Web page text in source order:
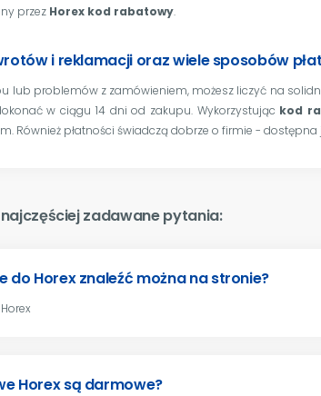
przez Horex kod rabatowy.
i reklamacji oraz wiele sposobów
lub problemów z zamówieniem, możesz liczyć na
w ciągu 14 dni od zakupu. Wykorzystując kod
Również płatności świadczą dobrze o firmie -
zadawane pytania:
do Horex znaleźć można na stronie?
Horex są darmowe?